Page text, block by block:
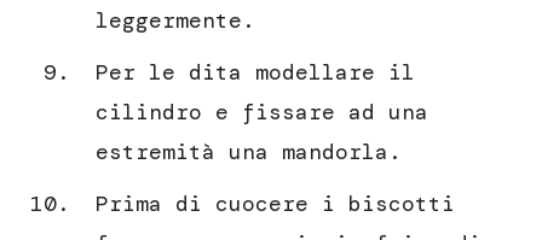
leggermente.
Per le dita modellare il
cilindro e fissare ad una
estremità una mandorla.
Prima di cuocere i biscotti